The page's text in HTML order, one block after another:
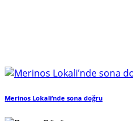
Merinos Lokali’nde sona doğru